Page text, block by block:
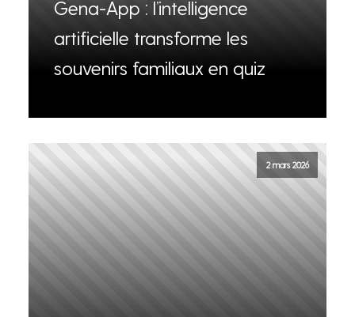
Gena-App : l’intelligence
artificielle transforme les
souvenirs familiaux en quiz
2 mars 2026